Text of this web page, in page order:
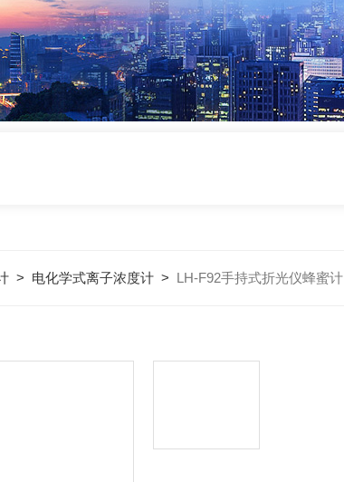
> 电化学式离子浓度计 > LH-F92手持式折光仪蜂蜜计